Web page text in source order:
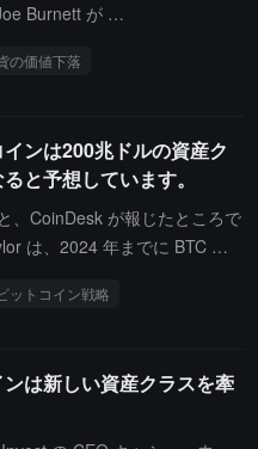
Burnett が X
債務サイクル
を意味してい
法定通貨の価
ハードマネー
通貨であり、
に破壊する可
の価値下落
ンは200兆ドルの資産ク
と予想しています。
、CoinDesk が報じたところで
は、2024 年までに BTC が 2
層になるとしています。アメ
500,000 枚以上のビットコイ
金融ツールを使用して企業の
ットコイン戦略
は新しい資産クラスを牽